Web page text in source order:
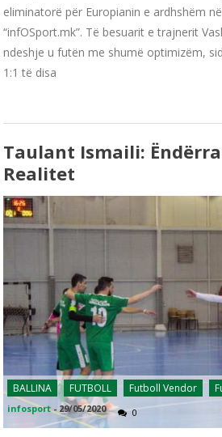
eliminatorë për Europianin e ardhshëm
“infOSport.mk”. Të besuarit e trajnerit
ndeshje u futën me shumë optimizëm,
1:1 të disa
Taulant Ismaili:
Realitet
BALLINA FUTBOLL Futboll Vendor
infosport - 29/05/2020 0